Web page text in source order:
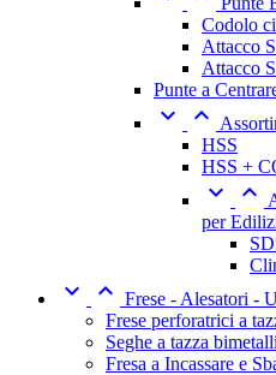
Codolo
Attacco
Attacco
Punte a
 
HSS
HSS +
 
per
  Frese - Alesatori -
Frese perforatrici a
Seghe a tazza
Fresa a Incassare e